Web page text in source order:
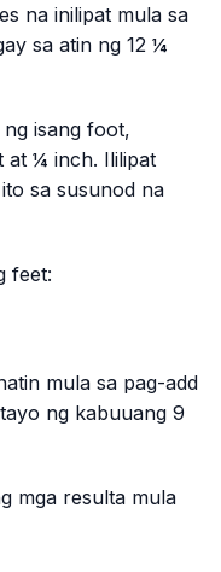
na inilipat mula sa
sa atin ng 12 ¼
ng isang foot,
at ¼ inch. Ililipat
sa susunod na
feet:
mula sa pag-add
ng kabuuang 9
mga resulta mula